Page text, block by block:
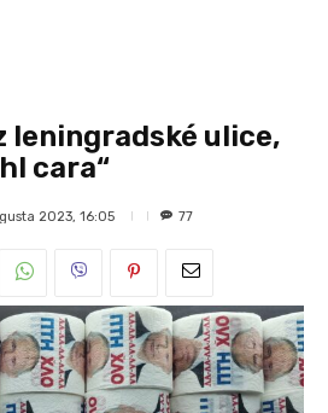
leningradské ulice,
cara“
2023, 16:05 77